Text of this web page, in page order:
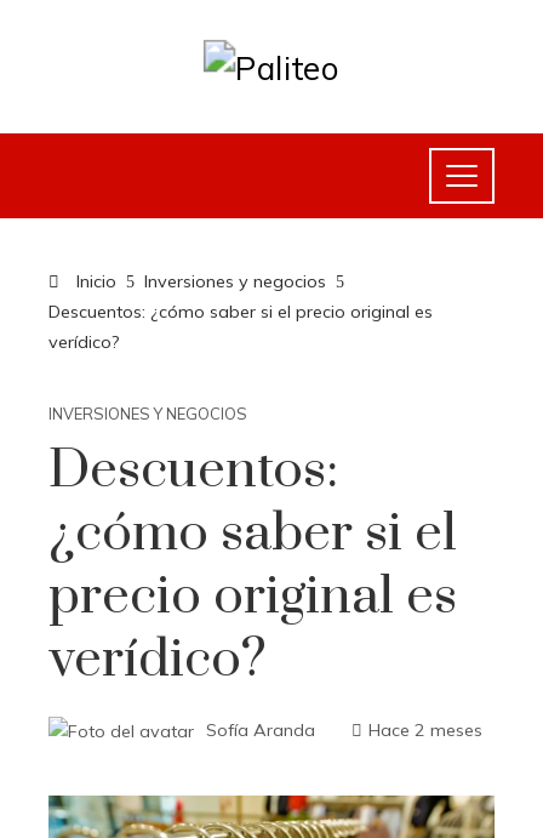
Inicio
Inversiones y negocios
Descuentos: ¿cómo saber si el precio original es
verídico?
INVERSIONES Y NEGOCIOS
Descuentos:
¿cómo saber si el
precio original es
verídico?
Sofía Aranda Hace 2 meses